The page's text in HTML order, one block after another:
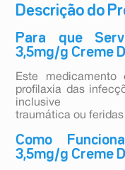
Descrição do
Para que
3,5mg/g Creme
Este
profilaxia das
inclusive
traumática ou
Como
3,5mg/g Creme